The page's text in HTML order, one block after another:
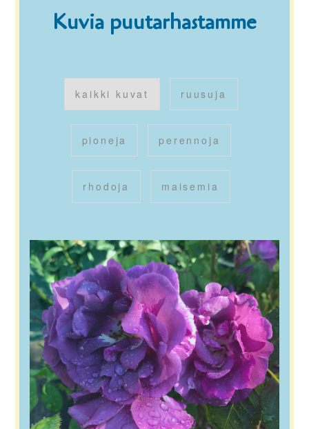
Kuvia puutarhastamme
kaikki kuvat ruusuja
pioneja perennoja
rhodoja maisemia